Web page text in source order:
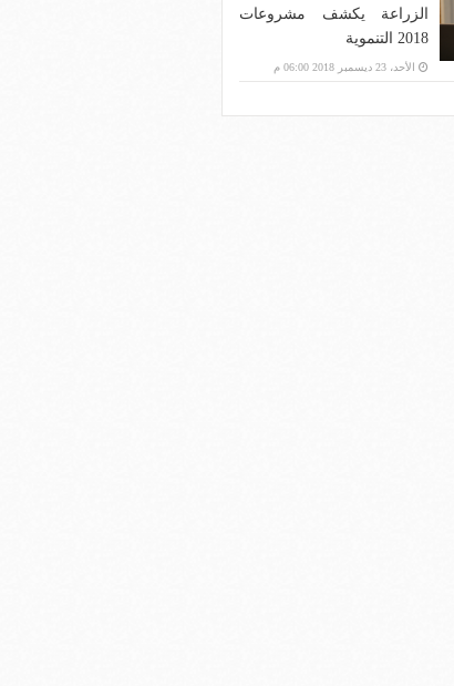
الزراعة يكشف مشروعات
2018 التنموية
الأحد، 23 ديسمبر 2018 06:00 م